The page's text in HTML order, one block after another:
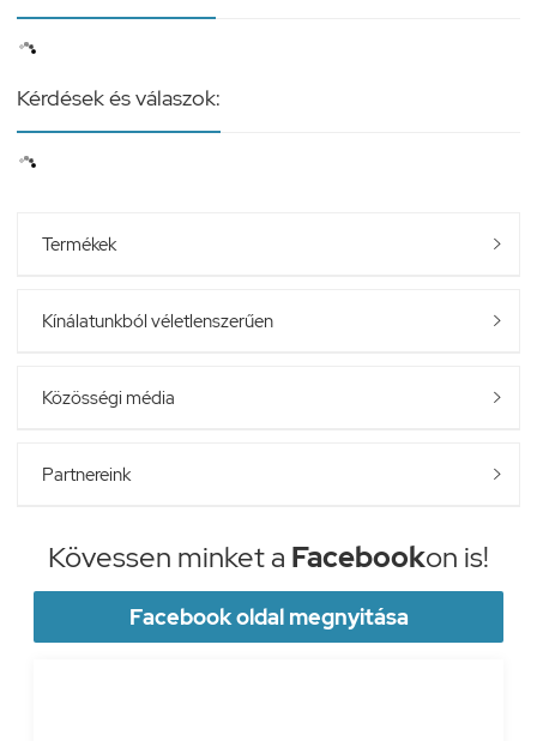
Kérdések és válaszok:
Termékek 
Kínálatunkból véletlenszerűen 
Közösségi média 
Partnereink 
Kövessen minket a Facebookon is!
Facebook oldal megnyitása